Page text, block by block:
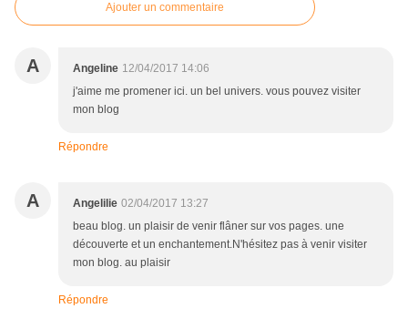
Ajouter un commentaire
A Angeline 12/04/2017 14:06
j'aime me promener ici. un bel univers. vous pouvez visiter
mon blog
Répondre
A Angelilie 02/04/2017 13:27
beau blog. un plaisir de venir flâner sur vos pages. une
découverte et un enchantement.N'hésitez pas à venir visiter
mon blog. au plaisir
Répondre